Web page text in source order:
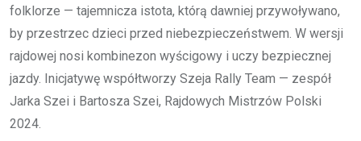
folklorze — tajemnicza istota, którą dawniej przywoływano,
by przestrzec dzieci przed niebezpieczeństwem. W wersji
rajdowej nosi kombinezon wyścigowy i uczy bezpiecznej
jazdy. Inicjatywę współtworzy Szeja Rally Team — zespół
Jarka Szei i Bartosza Szei, Rajdowych Mistrzów Polski
2024.